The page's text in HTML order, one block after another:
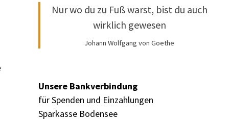
Nur wo du zu Fuß warst, bist du auch
wirklich gewesen
Johann Wolfgang von Goethe
Unsere Bankverbindung
für Spenden und Einzahlungen
Sparkasse Bodensee